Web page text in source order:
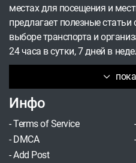
местах для посещения и
предлагает полезные статьи
выборе транспорта и
24 часа в сутки, 7 дней в
Инфо
-Terms of Service -
- DMCA
-Add Post